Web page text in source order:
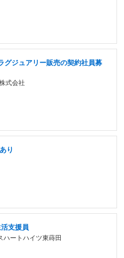
グジュアリー販売の契約社員募
式会社
り
支援員
ハートハイツ東蒔田